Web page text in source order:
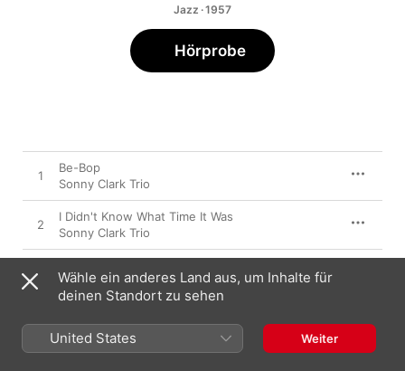
Jazz · 1957
Hörprobe
1
Be-Bop
Sonny Clark Trio
2
I Didn't Know What Time It Was
Sonny Clark Trio
3
Sonny Clark Trio
4
Sonny Clark Trio
Wähle ein anderes Land aus, um Inhalte für
deinen Standort zu sehen
United States Weiter